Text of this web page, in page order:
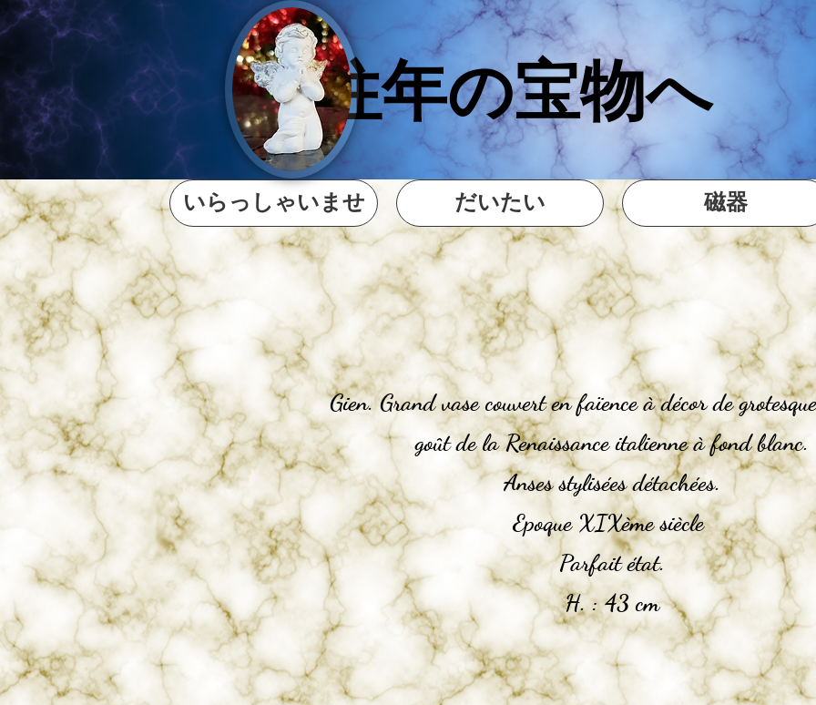
往年の宝物へ
いらっしゃいませ だいたい 磁器
Gien. Grand vase couvert en faïence à décor de
goût de la Renaissance italienne à fond blanc.
Anses stylisées détachées.
Epoque XIXème siècle
Parfait état.
H. : 43 cm